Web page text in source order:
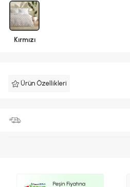
Kırmızı
Ürün Özellikleri